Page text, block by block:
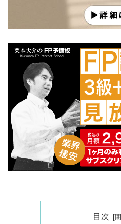
目次